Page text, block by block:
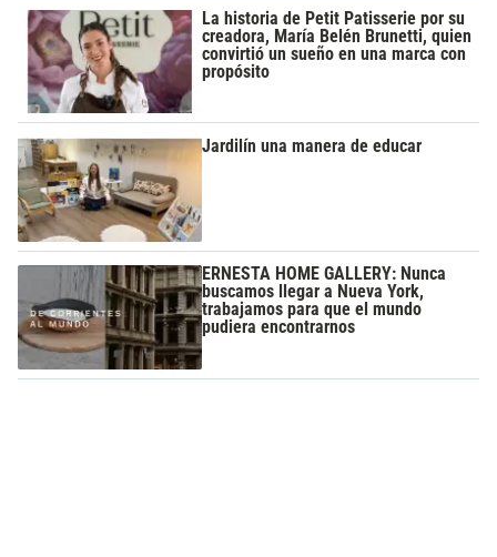
La historia de Petit Patisserie por su
creadora, María Belén Brunetti, quien
convirtió un sueño en una marca con
propósito
Jardilín una manera de educar
ERNESTA HOME GALLERY: Nunca
buscamos llegar a Nueva York,
trabajamos para que el mundo
pudiera encontrarnos